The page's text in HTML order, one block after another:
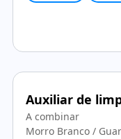
Auxiliar de
A combinar
Morro Branco /